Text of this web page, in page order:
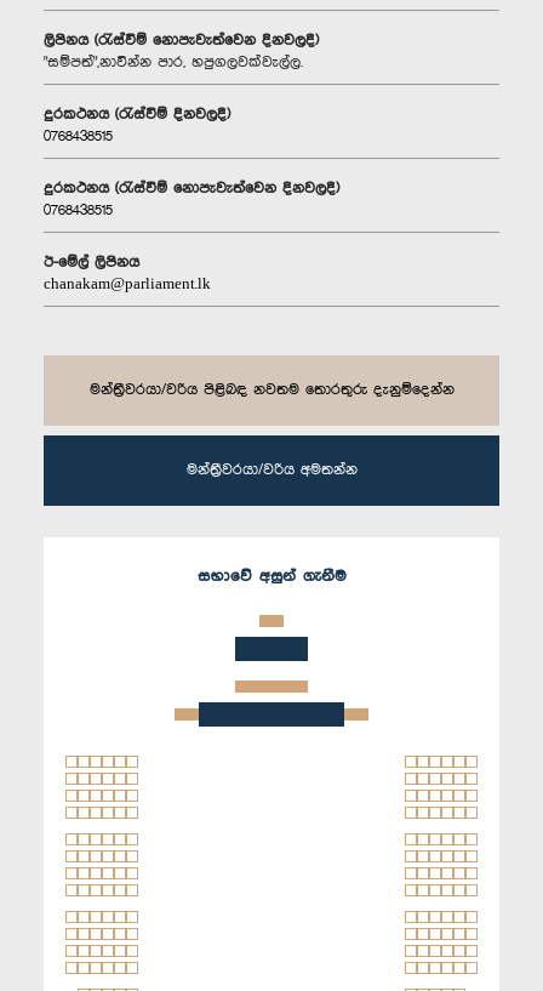
ලිපිනය (රැස්වීම් නොපැවැත්වෙන දිනවලදී)
"සම්පත්",නාවින්න පාර, හපුගලවක්වැල්ල.
දුරකථනය (රැස්වීම් දිනවලදී)
0768438515
දුරකථනය (රැස්වීම් නොපැවැත්වෙන දිනවලදී)
0768438515
ඊ-මේල් ලිපිනය
chanakam@parliament.lk
මන්ත්‍රීවරයා/වරිය පිළිබඳ නවතම තොරතුරු දැනුම්දෙන්න
මන්ත්‍රීවරයා/වරිය අමතන්න
සභාවේ අසුන් ගැනීම